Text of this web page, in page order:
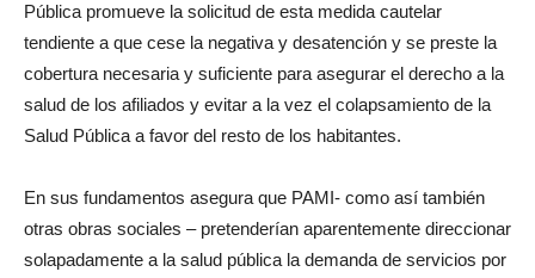
Pública promueve la solicitud de esta medida cautelar
tendiente a que cese la negativa y desatención y se preste la
cobertura necesaria y suficiente para asegurar el derecho a la
salud de los afiliados y evitar a la vez el colapsamiento de la
Salud Pública a favor del resto de los habitantes.
En sus fundamentos asegura que PAMI- como así también
otras obras sociales – pretenderían aparentemente direccionar
solapadamente a la salud pública la demanda de servicios por